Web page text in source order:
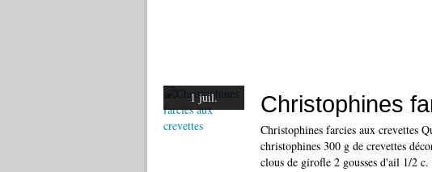
1 juil. Christophines
Christophines farcies aux crevettes
christophines 300 g de crevettes
clous de girofle 2 gousses d'ail 1/2